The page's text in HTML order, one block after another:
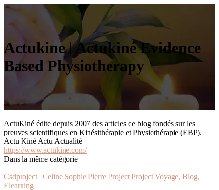
Actukine | Actukiné Evidence
Based Physiot­he­rapy
ActuKiné édite depuis 2007 des articles de blog fondés sur les
preuves scientifiques en Kinésithérapie et Physiothérapie (EBP).
Actu Kiné Actu Actualité
https://www.actukine.com/
Dans la même catégorie
Csdproject | Celine Sophie Pierre Project Project Voyage, Blog,
Elearning